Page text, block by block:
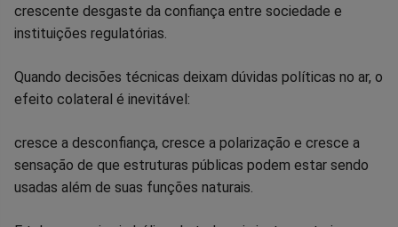
crescente desgaste da confiança entre sociedade e
instituições regulatórias.
Quando decisões técnicas deixam dúvidas políticas no ar, o
efeito colateral é inevitável:
cresce a desconfiança, cresce a polarização e cresce a
sensação de que estruturas públicas podem estar sendo
usadas além de suas funções naturais.